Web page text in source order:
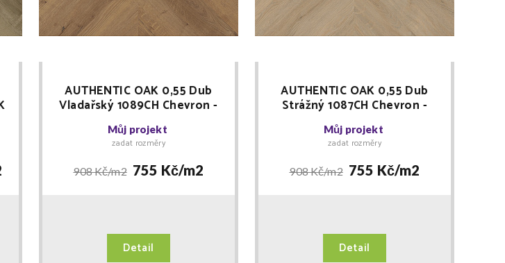
AUTHENTIC OAK 0,55 Dub
Vladařský 1089CH Chevron -
lepený vinyl Floor Forever +
LIŠTA zdarma
Můj projekt
zadat rozměry
908 Kč/m2 755 Kč/m2
Detail
AUTHENTIC OAK 0,55 Dub
Strážný 1087CH Chevron -
lepený vinyl Floor Forever +
LIŠTA zdarma
Můj projekt
zadat rozměry
908 Kč/m2 755 Kč/m2
Detail